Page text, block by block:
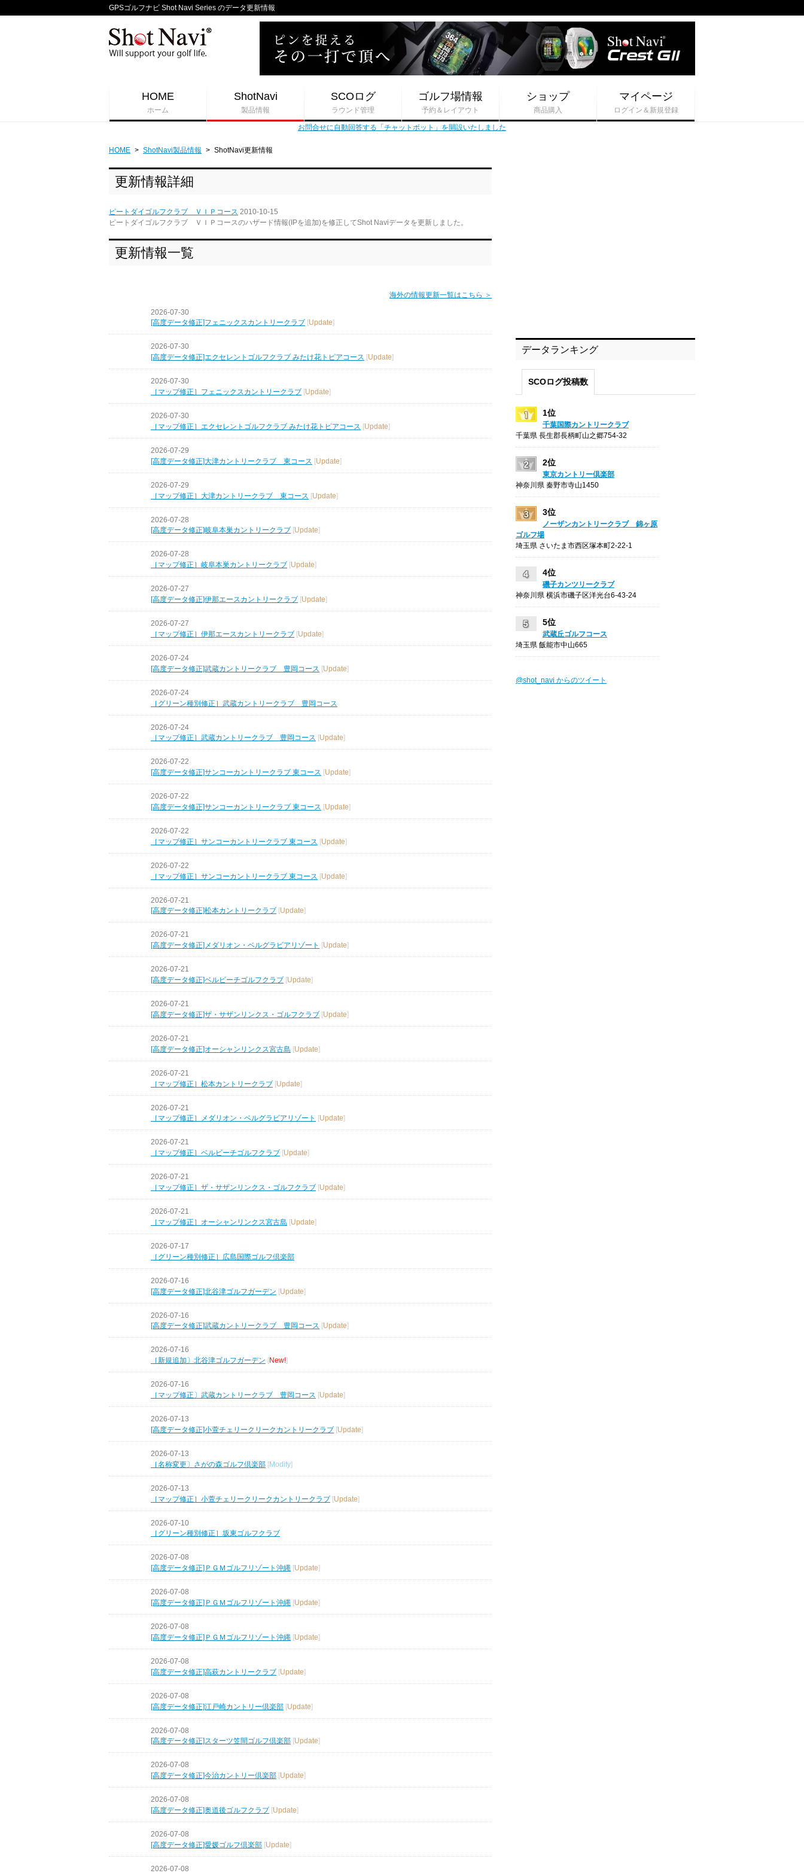
GPSゴルフナビ Shot Navi Series のデータ更新情報
HOME
ホーム
ShotNavi
製品情報
SCOログ
ラウンド管理
ゴルフ場情報
予約＆レイアウト
ショップ
商品購入
マイページ
ログイン＆新規登録
お問合せに自動回答する「チャットボット」を開設いたしました
HOME > ShotNavi製品情報 > ShotNavi更新情報
更新情報詳細
ピートダイゴルフクラブ ＶＩＰコース 2010-10-15
ピートダイゴルフクラブ ＶＩＰコースのハザード情報(IPを追加)を修正してShot Naviデータを更新しました。
更新情報一覧
海外の情報更新一覧はこちら ＞
2026-07-30
[高度データ修正]フェニックスカントリークラブ [Update]
2026-07-30
[高度データ修正]エクセレントゴルフクラブ みたけ花トピアコース [Update]
2026-07-30
［マップ修正］フェニックスカントリークラブ [Update]
2026-07-30
［マップ修正］エクセレントゴルフクラブ みたけ花トピアコース [Update]
2026-07-29
[高度データ修正]大津カントリークラブ 東コース [Update]
2026-07-29
［マップ修正］大津カントリークラブ 東コース [Update]
2026-07-28
[高度データ修正]岐阜本巣カントリークラブ [Update]
2026-07-28
［マップ修正］岐阜本巣カントリークラブ [Update]
2026-07-27
[高度データ修正]伊那エースカントリークラブ [Update]
2026-07-27
［マップ修正］伊那エースカントリークラブ [Update]
2026-07-24
[高度データ修正]武蔵カントリークラブ 豊岡コース [Update]
2026-07-24
［グリーン種別修正］武蔵カントリークラブ 豊岡コース
2026-07-24
［マップ修正］武蔵カントリークラブ 豊岡コース [Update]
2026-07-22
[高度データ修正]サンコーカントリークラブ 東コース [Update]
2026-07-22
[高度データ修正]サンコーカントリークラブ 東コース [Update]
2026-07-22
［マップ修正］サンコーカントリークラブ 東コース [Update]
2026-07-22
［マップ修正］サンコーカントリークラブ 東コース [Update]
2026-07-21
[高度データ修正]松本カントリークラブ [Update]
2026-07-21
[高度データ修正]メダリオン・ベルグラビアリゾート [Update]
2026-07-21
[高度データ修正]ベルビーチゴルフクラブ [Update]
2026-07-21
[高度データ修正]ザ・サザンリンクス・ゴルフクラブ [Update]
2026-07-21
[高度データ修正]オーシャンリンクス宮古島 [Update]
2026-07-21
［マップ修正］松本カントリークラブ [Update]
2026-07-21
［マップ修正］メダリオン・ベルグラビアリゾート [Update]
2026-07-21
［マップ修正］ベルビーチゴルフクラブ [Update]
2026-07-21
［マップ修正］ザ・サザンリンクス・ゴルフクラブ [Update]
2026-07-21
［マップ修正］オーシャンリンクス宮古島 [Update]
2026-07-17
［グリーン種別修正］広島国際ゴルフ倶楽部
2026-07-16
[高度データ修正]北谷津ゴルフガーデン [Update]
2026-07-16
[高度データ修正]武蔵カントリークラブ 豊岡コース [Update]
2026-07-16
［新規追加〕北谷津ゴルフガーデン [New!]
2026-07-16
［マップ修正〕武蔵カントリークラブ 豊岡コース [Update]
2026-07-13
[高度データ修正]小萱チェリークリークカントリークラブ [Update]
2026-07-13
［名称変更〕さがの森ゴルフ倶楽部 [Modify]
2026-07-13
［マップ修正］小萱チェリークリークカントリークラブ [Update]
2026-07-10
［グリーン種別修正］坂東ゴルフクラブ
2026-07-08
[高度データ修正]ＰＧＭゴルフリゾート沖縄 [Update]
2026-07-08
[高度データ修正]ＰＧＭゴルフリゾート沖縄 [Update]
2026-07-08
[高度データ修正]ＰＧＭゴルフリゾート沖縄 [Update]
2026-07-08
[高度データ修正]高萩カントリークラブ [Update]
2026-07-08
[高度データ修正]江戸崎カントリー倶楽部 [Update]
2026-07-08
[高度データ修正]スターツ笠間ゴルフ倶楽部 [Update]
2026-07-08
[高度データ修正]今治カントリー倶楽部 [Update]
2026-07-08
[高度データ修正]奥道後ゴルフクラブ [Update]
2026-07-08
[高度データ修正]愛媛ゴルフ倶楽部 [Update]
2026-07-08
データランキング
SCOログ投稿数
1位
千葉国際カントリークラブ
千葉県 長生郡長柄町山之郷754-32
2位
東京カントリー倶楽部
神奈川県 秦野市寺山1450
3位
ノーザンカントリークラブ 錦ヶ原
ゴルフ場
埼玉県 さいたま市西区塚本町2-22-1
4位
磯子カンツリークラブ
神奈川県 横浜市磯子区洋光台6-43-24
5位
武蔵丘ゴルフコース
埼玉県 飯能市中山665
@shot_navi からのツイート